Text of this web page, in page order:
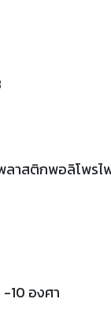
าสติกพอลิโพร
-10 องศา